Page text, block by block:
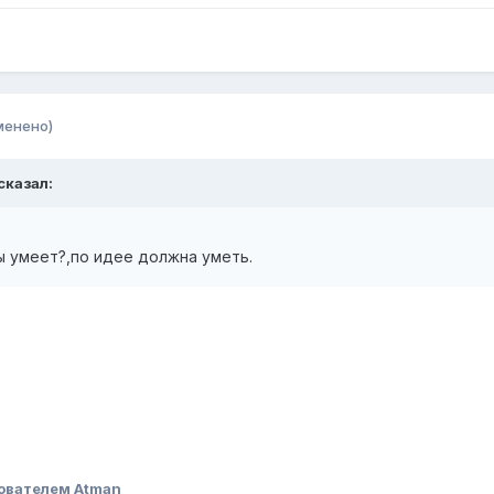
умеет?,по идее должна уметь.
Atman